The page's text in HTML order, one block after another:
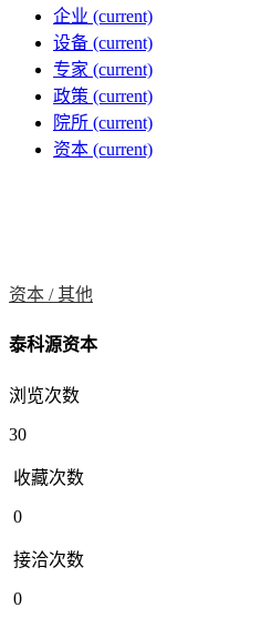
企业 (current)
设备 (current)
专家 (current)
政策 (current)
院所 (current)
资本 (current)
资本 /其他
泰科源资本
浏览次数
30
收藏次数
0
接洽次数
0